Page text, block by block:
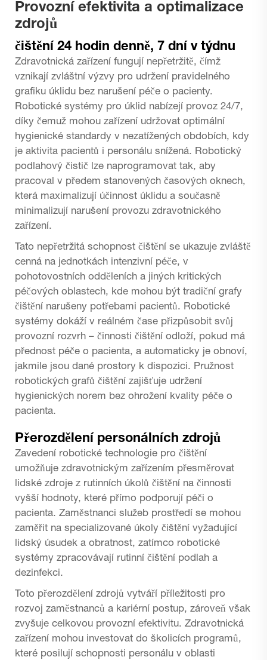
Provozní efektivita a optimalizace
zdrojů
čištění 24 hodin denně, 7 dní v týdnu
Zdravotnická zařízení fungují nepřetržitě, čímž
vznikají zvláštní výzvy pro udržení pravidelného
grafiku úklidu bez narušení péče o pacienty.
Robotické systémy pro úklid nabízejí provoz 24/7,
díky čemuž mohou zařízení udržovat optimální
hygienické standardy v nezatížených obdobích, kdy
je aktivita pacientů i personálu snížená. Robotický
podlahový čistič lze naprogramovat tak, aby
pracoval v předem stanovených časových oknech,
která maximalizují účinnost úklidu a současně
minimalizují narušení provozu zdravotnického
zařízení.
Tato nepřetržitá schopnost čištění se ukazuje zvláště
cenná na jednotkách intenzivní péče, v
pohotovostních odděleních a jiných kritických
péčových oblastech, kde mohou být tradiční grafy
čištění narušeny potřebami pacientů. Robotické
systémy dokáží v reálném čase přizpůsobit svůj
provozní rozvrh – činnosti čištění odloží, pokud má
přednost péče o pacienta, a automaticky je obnoví,
jakmile jsou dané prostory k dispozici. Pružnost
robotických grafů čištění zajišťuje udržení
hygienických norem bez ohrožení kvality péče o
pacienta.
Přerozdělení personálních zdrojů
Zavedení robotické technologie pro čištění
umožňuje zdravotnickým zařízením přesměrovat
lidské zdroje z rutinních úkolů čištění na činnosti
vyšší hodnoty, které přímo podporují péči o
pacienta. Zaměstnanci služeb prostředí se mohou
zaměřit na specializované úkoly čištění vyžadující
lidský úsudek a obratnost, zatímco robotické
systémy zpracovávají rutinní čištění podlah a
dezinfekci.
Toto přerozdělení zdrojů vytváří příležitosti pro
rozvoj zaměstnanců a kariérní postup, zároveň však
zvyšuje celkovou provozní efektivitu. Zdravotnická
zařízení mohou investovat do školicích programů,
které posilují schopnosti personálu v oblasti